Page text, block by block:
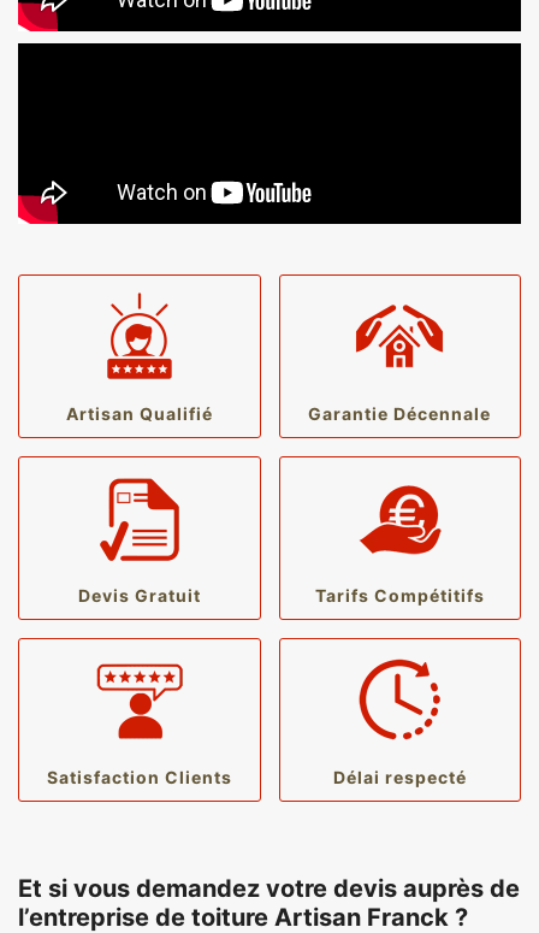
Artisan Qualifié Garantie Décennale
Devis Gratuit Tarifs Compétitifs
Satisfaction Clients Délai respecté
Et si vous demandez votre devis auprès de
l’entreprise de toiture Artisan Franck ?